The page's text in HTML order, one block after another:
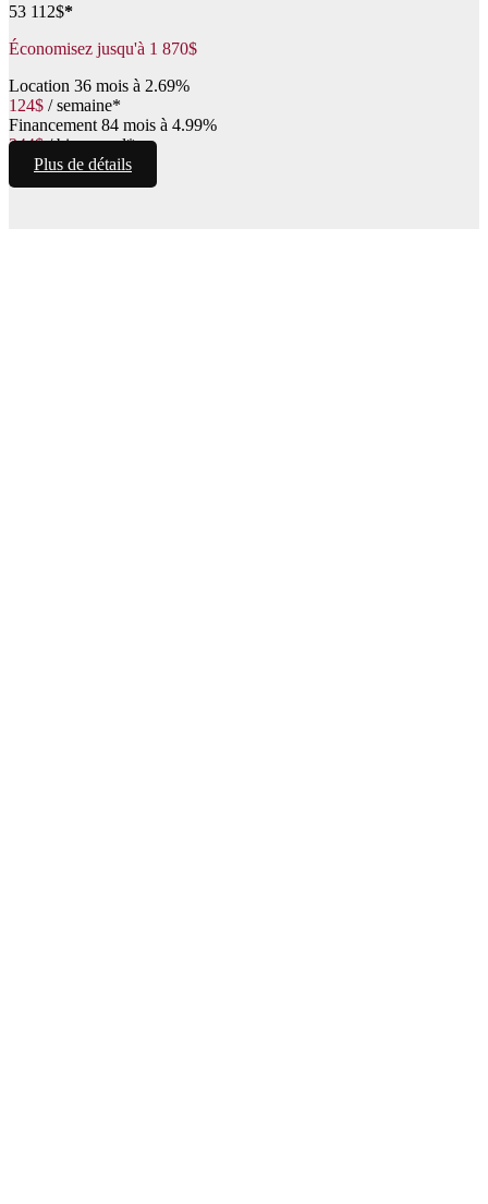
53 112$*
Économisez jusqu'à 1 870$
Location 36 mois à 2.69%
124$ /semaine*
Financement 84 mois à 4.99%
344$ /bimensuel*
Plus de détails